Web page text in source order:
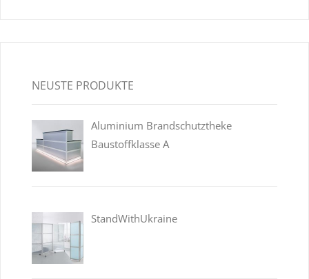
NEUSTE PRODUKTE
Aluminium Brandschutztheke
Baustoffklasse A
StandWithUkraine